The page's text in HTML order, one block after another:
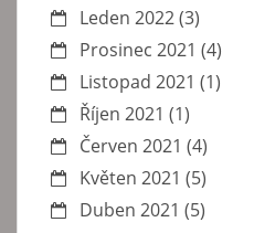
Leden 2022(3)
Prosinec 2021 (4)
Listopad 2021 (1)
Říjen 2021 (1)
Červen 2021 (4)
Květen 2021 (5)
Duben 2021 (5)